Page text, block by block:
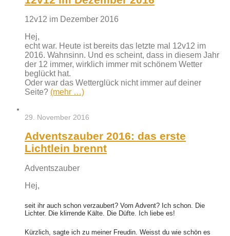
12v12 im Dezember 2016
Hej,
echt war. Heute ist bereits das letzte mal 12v12 im
2016. Wahnsinn. Und es scheint, dass in diesem Jahr
der 12 immer, wirklich immer mit schönem Wetter
beglückt hat.
Oder war das Wetterglück nicht immer auf deiner
Seite? (mehr …)
29. November 2016
Adventszauber 2016: das erste
Lichtlein brennt
Adventszauber
Hej,
seit ihr auch schon verzaubert? Vom Advent? Ich schon. Die
Lichter. Die klirrende Kälte. Die Düfte. Ich liebe es!
Kürzlich, sagte ich zu meiner Freudin. Weisst du wie schön es